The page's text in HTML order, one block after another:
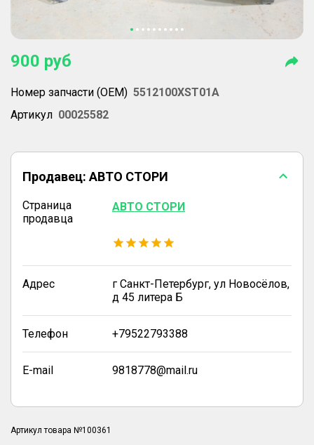
900 руб
Номер запчасти (OEM) 5512100XST01A
Артикул 00025582
Продавец: АВТО СТОРИ
Страница
продавца
АВТО СТОРИ
Адрес
г Санкт-Петербург, ул Новосёлов,
д 45 литера Б
Телефон +79522793388
E-mail 9818778@mail.ru
Артикул товара №100361